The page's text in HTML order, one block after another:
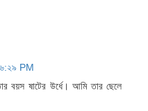
PM
বয়স ষাটের উর্ধে। আমি তার ছেলে